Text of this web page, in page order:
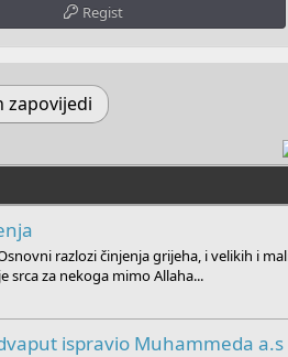
Regist
zapovijedi
razlozi činjenja grijeha, i velikih i
srca za nekoga mimo Allaha...
ispravio Muhammeda a.s